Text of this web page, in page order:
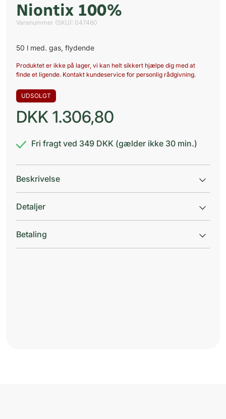
Niontix 100%
Varenummer (SKU): 047460
50 l med. gas, flydende
Produktet er ikke på lager, vi kan helt sikkert hjælpe dig med at
finde et ligende. Kontakt kundeservice for personlig rådgivning.
UDSOLGT
DKK 1.306,80
Fri fragt ved 349 DKK (gælder ikke 30 min.)
Beskrivelse
Detaljer
Betaling